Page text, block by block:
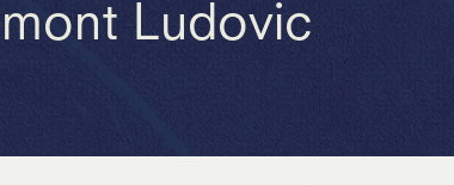
Ludovic